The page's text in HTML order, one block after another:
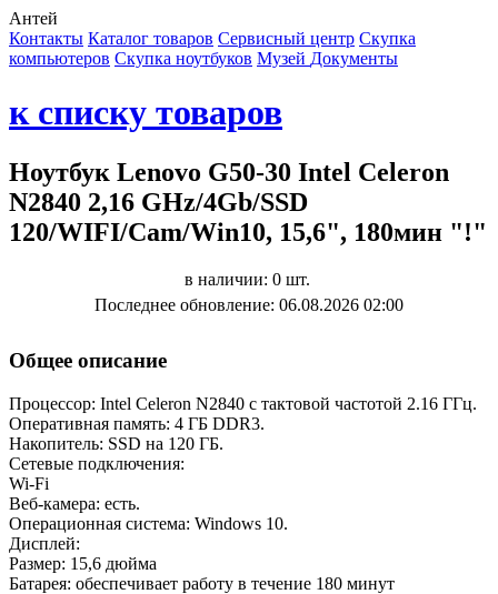
Антей
Контакты Каталог товаров Сервисный центр Cкупка
компьютеров Cкупка ноутбуков Музей Документы
к списку товаров
Ноутбук Lenovo G50-30 Intel Celeron
N2840 2,16 GHz/4Gb/SSD
120/WIFI/Cam/Win10, 15,6", 180мин "!"
в наличии: 0 шт.
Последнее обновление: 06.08.2026 02:00
Общее описание
Процессор: Intel Celeron N2840 с тактовой частотой 2.16 ГГц.
Оперативная память: 4 ГБ DDR3.
Накопитель: SSD на 120 ГБ.
Сетевые подключения:
Wi-Fi
Веб-камера: есть.
Операционная система: Windows 10.
Дисплей:
Размер: 15,6 дюйма
Батарея: обеспечивает работу в течение 180 минут